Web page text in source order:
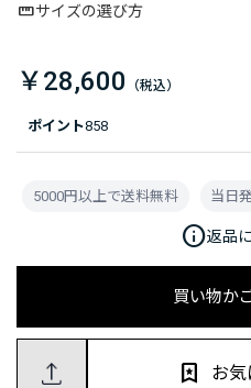
ポイント858
サイズの選び方
￥28,600
買い物か
お気
5000円以上で送料無料 当日
info返品